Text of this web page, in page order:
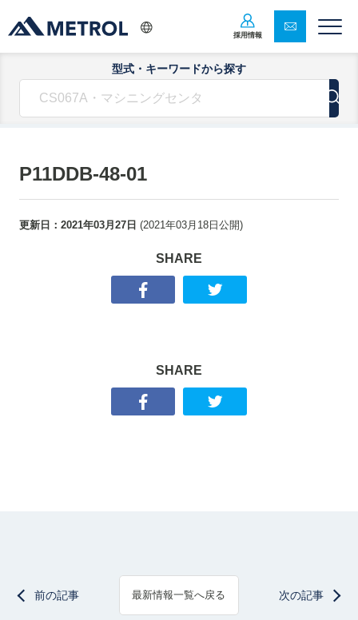
採用情報
型式・キーワードから探す
P11DDB-48-01
更新日： 2021年03月27日 (2021年03月18日 公開)
SHARE
SHARE
前の記事 最新情報一覧へ戻る 次の記事